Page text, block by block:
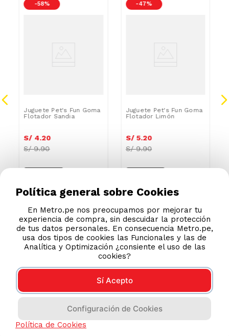
-58 %
Juguete Pet's Fun Goma
Flotador Sandia
S/ 4.20
S/9.90
-47 %
Juguete Pet's Fun Goma
Flotador Limón
S/ 5.20
S/9.90
Política general sobre Cookies
En Metro.pe nos preocupamos por mejorar tu
experiencia de compra, sin descuidar la protección
de tus datos personales. En consecuencia Metro.pe,
usa dos tipos de cookies las Funcionales y las de
Analítica y Optimización ¿consiente el uso de las
cookies?
Sí Acepto
Configuración de Cookies
Política de Cookies